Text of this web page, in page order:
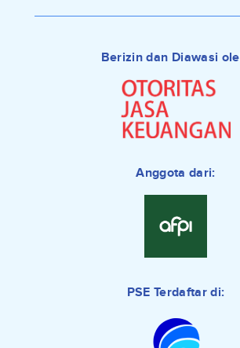
Berizin dan Diawasi
Anggota dari:
PSE Terdaftar di: